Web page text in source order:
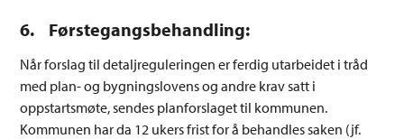
6. Førstegangsbehandling:
Når forslag til detaljreguleringen er ferdig utarbeidet i tråd
med plan- og bygningslovens og andre krav satt i
oppstartsmøte, sendes planforslaget til kommunen.
Kommunen har da 12 ukers frist for å behandles saken (jf.